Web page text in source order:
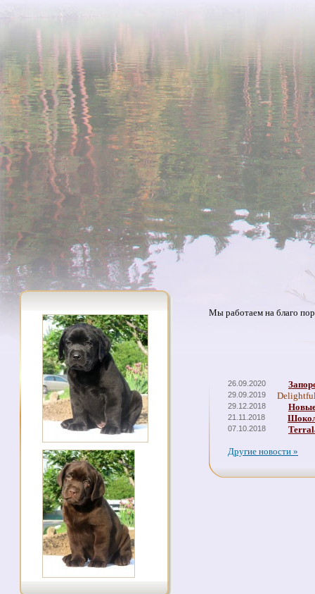
Мы работаем на благо
26.09.2020
29.09.2019
29.12.2018
21.11.2018
07.10.2018
Другие новости »